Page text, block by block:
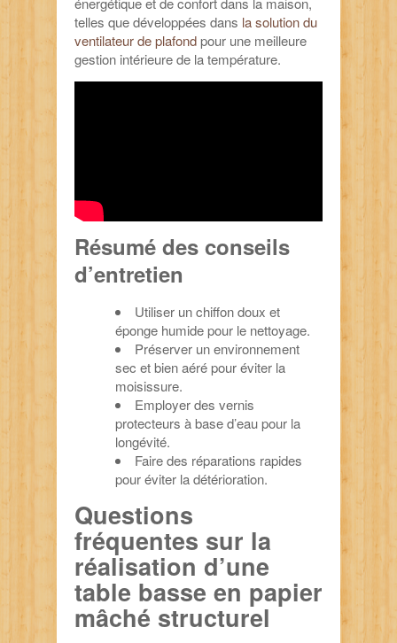
telles que développées dans la solution du
ventilateur de plafondpour une meilleure
gestion intérieure de la température.
Résumé des conseils
d’entretien
Utiliser un chiffon doux et
éponge humide pour le nettoyage.
Préserver un environnement
sec et bien aéré pour éviter la
moisissure.
Employer des vernis
protecteurs à base d’eau pour la
longévité.
Faire des réparations rapides
pour éviter la détérioration.
Questions
fréquentes sur la
réalisation d’une
table basse en papier
mâché structurel